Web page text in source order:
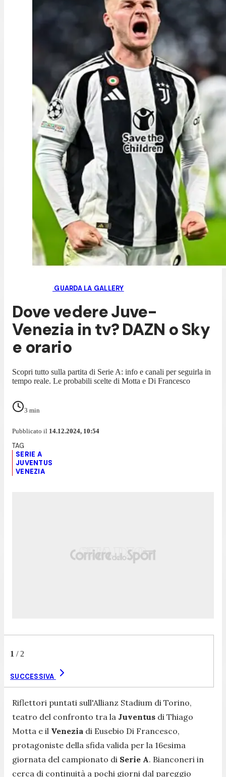
GUARDA LA GALLERY
Dove vedere Juve-
Venezia in tv? DAZN o Sky
e orario
Scopri tutto sulla partita di Serie A: info e canali per seguirla in
tempo reale. Le probabili scelte di Motta e Di Francesco
3 min
Pubblicato il 14.12.2024, 10:54
SERIE A
JUVENTUS
VENEZIA
1 / 2
SUCCESSIVA
Riflettori puntati sull'Allianz Stadium di Torino,
teatro del confronto tra la Juventus di Thiago
Motta e il Venezia di Eusebio Di Francesco,
protagoniste della sfida valida per la 16esima
giornata del campionato di Serie A. Bianconeri in
cerca di continuità a pochi giorni dal pareggio